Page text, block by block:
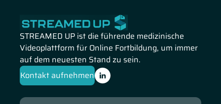
STREAMED UP ist die führende medizinische
Videoplattform für Online Fortbildung, um immer
auf dem neuesten Stand zu sein.
Kontakt aufnehmen